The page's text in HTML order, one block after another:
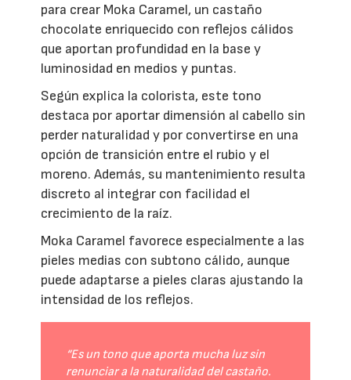
para crear Moka Caramel, un castaño
chocolate enriquecido con reflejos cálidos
que aportan profundidad en la base y
luminosidad en medios y puntas.
Según explica la colorista, este tono
destaca por aportar dimensión al cabello sin
perder naturalidad y por convertirse en una
opción de transición entre el rubio y el
moreno. Además, su mantenimiento resulta
discreto al integrar con facilidad el
crecimiento de la raíz.
Moka Caramel favorece especialmente a las
pieles medias con subtono cálido, aunque
puede adaptarse a pieles claras ajustando la
intensidad de los reflejos.
“Es un tono que aporta mucha luz sin
renunciar a la naturalidad del castaño.